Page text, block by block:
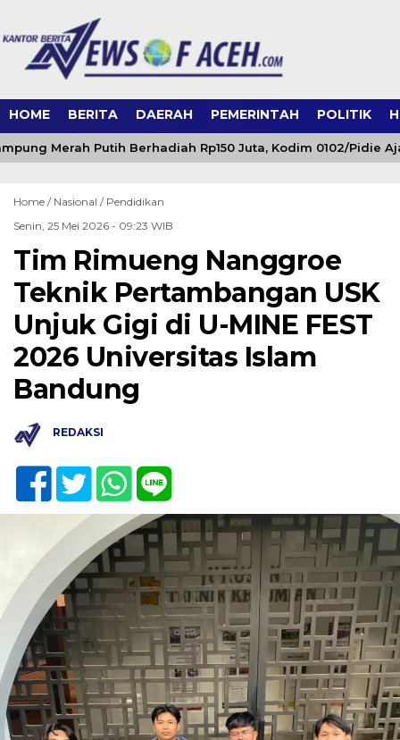
HOME BERITA DAERAH PEMERINTAH POLITIK
Merah Putih Berhadiah Rp150 Juta, Kodim 0102/Pidie
Home / Nasional / Pendidikan
Senin, 25 Mei 2026 - 09:23 WIB
Tim Rimueng Nanggroe
Teknik Pertambangan USK
Unjuk Gigi di U-MINE FEST
2026 Universitas Islam
Bandung
REDAKSI